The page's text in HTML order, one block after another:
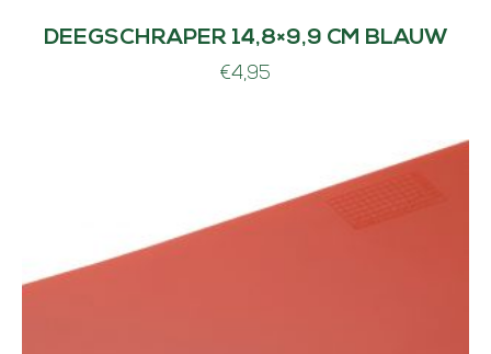
DEEGSCHRAPER 14,8×9,9 CM BLAUW
€4,95